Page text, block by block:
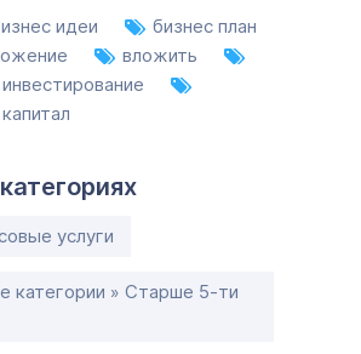
идеи
бизнес план
вложить
инвестирование
капитал
услуги
категории » Старше 5-ти